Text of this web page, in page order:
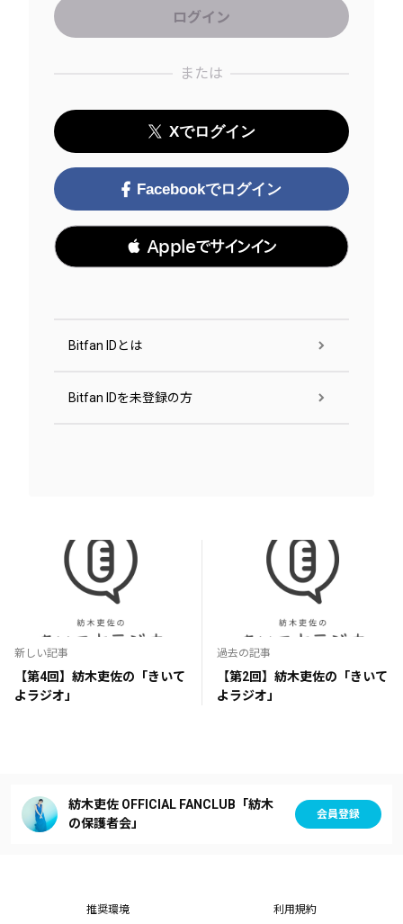
または
Xでログイン
Facebookでログイン
 Appleでサインイン
Bitfan IDとは
Bitfan IDを未登録の方
新しい記事
【第4回】紡木吏佐の「きいて
よラジオ」
過去の記事
【第2回】紡木吏佐の「きいて
よラジオ」
紡木吏佐 OFFICIAL FANCLUB「紡木
の保護者会」
会員登録
推奨環境 利用規約